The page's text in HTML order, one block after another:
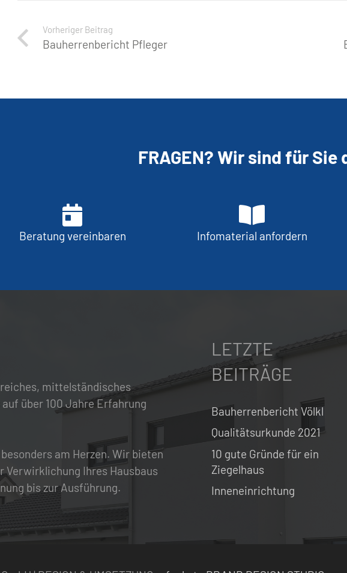
Vorheriger Beitrag
Bauherrenbericht Pfleger
FRAGEN? Wir sind für Sie
Beratung vereinbaren Infomaterial anfordern
mittelständisches
über 100 Jahre Erfahrung
am Herzen. Wir bieten
Verwirklichung Ihres Hausbaus
bis zur Ausführung.
LETZTE
BEITRÄGE
Bauherrenbericht Völkl
Qualitätsurkunde 2021
10 gute Gründe für ein
Ziegelhaus
Inneneinrichtung